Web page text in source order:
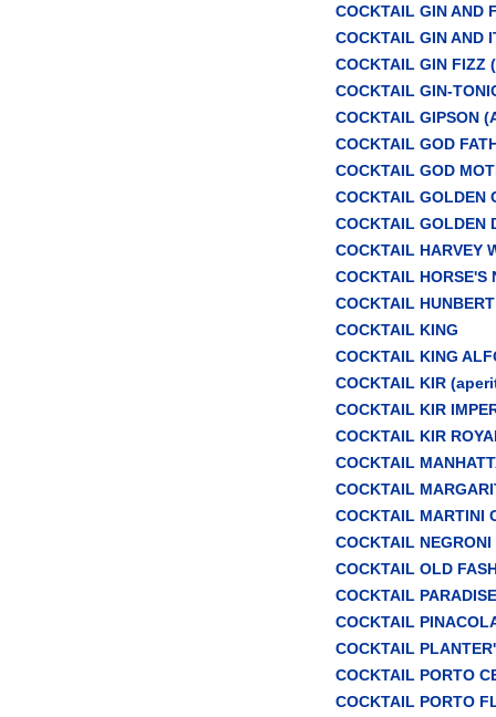
COCKTAIL GIN AND
COCKTAIL GIN AND
COCKTAIL GIN FIZZ
COCKTAIL GIN-
COCKTAIL GIPSON
COCKTAIL GOD
COCKTAIL GOD
COCKTAIL
COCKTAIL GOLDEN
COCKTAIL HARVEY
COCKTAIL
COCKTAIL HUNBERT
COCKTAIL KING
COCKTAIL KING
COCKTAIL KIR
COCKTAIL KIR
COCKTAIL KIR
COCKTAIL
COCKTAIL
COCKTAIL MARTINI
COCKTAIL
COCKTAIL OLD
COCKTAIL
COCKTAIL
COCKTAIL
COCKTAIL PORTO
COCKTAIL PORTO